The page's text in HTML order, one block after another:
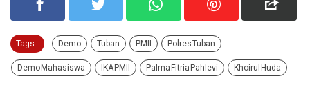
Tags : Demo Tuban PMII Polres Tuban
Demo Mahasiswa IKA PMII Palma Fitria Pahlevi Khoirul Huda